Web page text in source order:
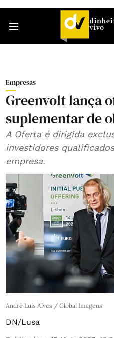
Empresas
Greenvolt lança
suplementar de
A Oferta é dirigida
investidores
empresa.
André Luís Alves / Global Imagens
DN/Lusa